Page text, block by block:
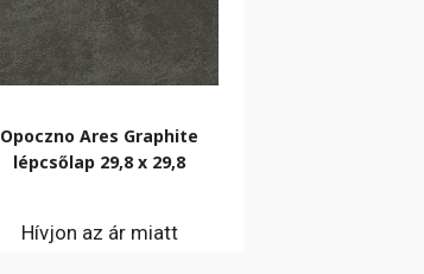
Opoczno Ares Graphite
lépcsőlap 29,8 x 29,8
Hívjon az ár miatt